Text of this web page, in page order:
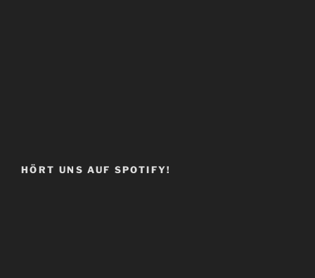
HÖRT UNS AUF SPOTIFY!